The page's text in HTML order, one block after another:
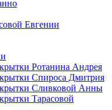
Евгении
Ротанина Андрея
Спироса Дмитрия
Сливковой Анны
Тарасовой